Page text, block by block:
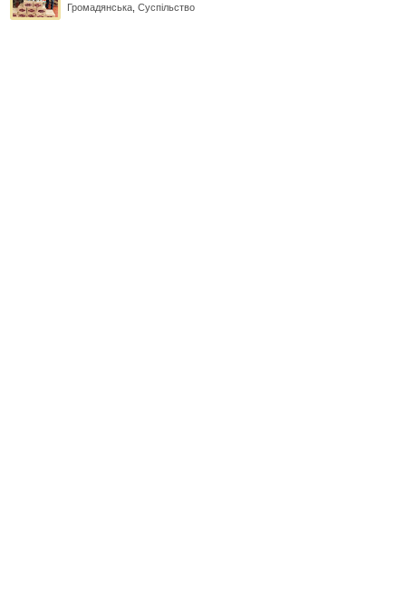
Громадянська ,Суспільство